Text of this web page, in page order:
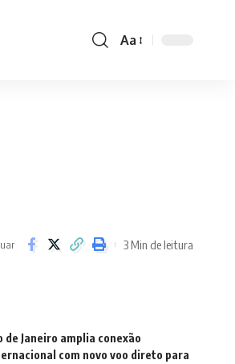
Font
Aa
3 Min de leitura
de Janeiro amplia conexão
com novo voo direto para